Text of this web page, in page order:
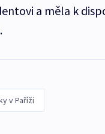
a měla k
v Paříži